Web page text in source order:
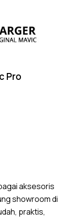
Pro
aksesoris
showroom di
praktis,